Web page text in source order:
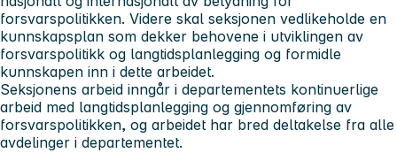
forsvarspolitikken. Videre skal seksjonen vedlikeholde en
kunnskapsplan som dekker behovene i utviklingen av
forsvarspolitikk og langtidsplanlegging og formidle
kunnskapen inn i dette arbeidet.
Seksjonens arbeid inngår i departementets kontinuerlige
arbeid med langtidsplanlegging og gjennomføring av
forsvarspolitikken, og arbeidet har bred deltakelse fra alle
avdelinger i departementet.